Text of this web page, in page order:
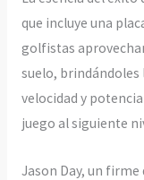
que incluye una
golfistas
suelo,
velocidad y
juego al siguiente
Jason Day, un